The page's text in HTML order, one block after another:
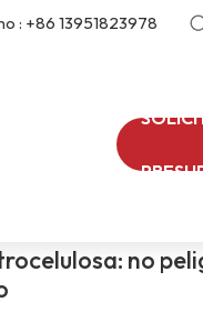
: +86 13951823978
Éster De
no